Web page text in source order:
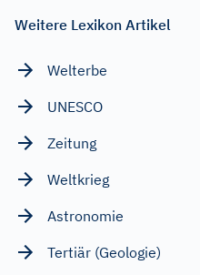
Weitere Lexikon Artikel
Welterbe
UNESCO
Zeitung
Weltkrieg
Astronomie
Tertiär (Geologie)